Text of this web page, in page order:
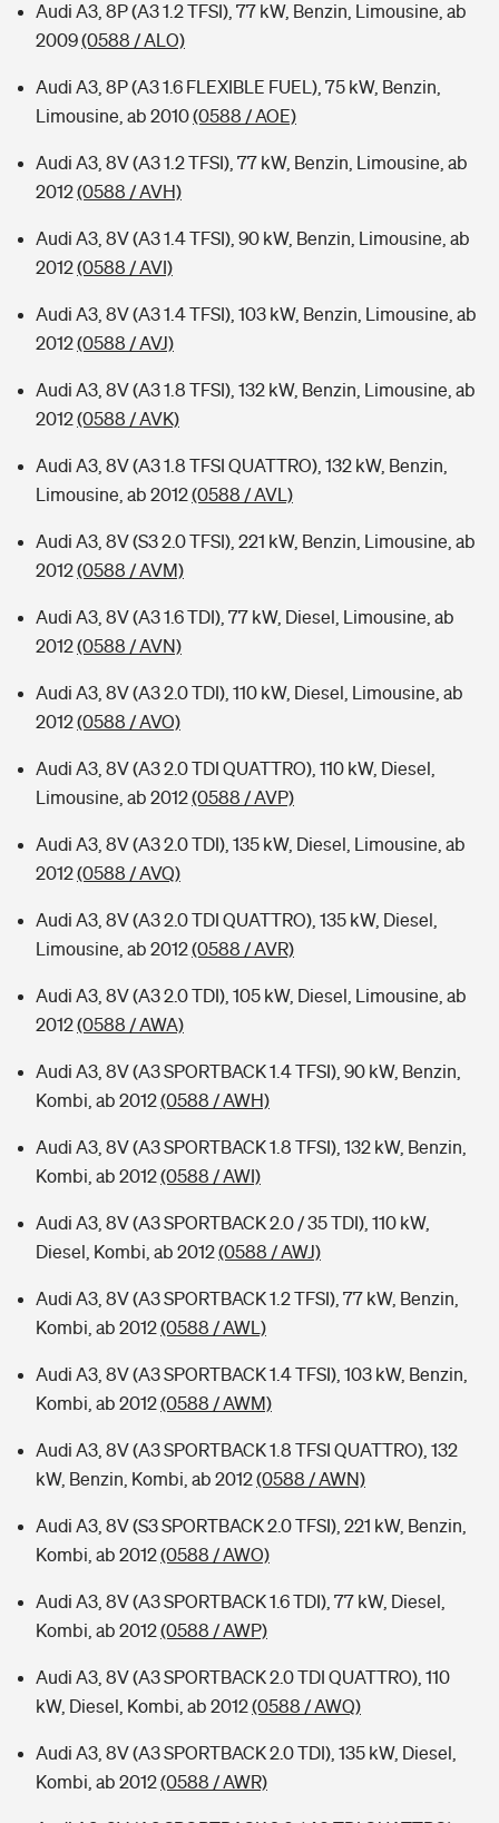
Audi A3, 8P (A3 1.2 TFSI), 77 kW, Benzin, Limousine, ab
2009(0588 / ALO)
Audi A3, 8P (A3 1.6 FLEXIBLE FUEL), 75 kW, Benzin,
Limousine, ab 2010(0588 / AOE)
Audi A3, 8V (A3 1.2 TFSI), 77 kW, Benzin, Limousine, ab
2012(0588 / AVH)
Audi A3, 8V (A3 1.4 TFSI), 90 kW, Benzin, Limousine, ab
2012(0588 / AVI)
Audi A3, 8V (A3 1.4 TFSI), 103 kW, Benzin, Limousine, ab
2012(0588 / AVJ)
Audi A3, 8V (A3 1.8 TFSI), 132 kW, Benzin, Limousine, ab
2012(0588 / AVK)
Audi A3, 8V (A3 1.8 TFSI QUATTRO), 132 kW, Benzin,
Limousine, ab 2012(0588 / AVL)
Audi A3, 8V (S3 2.0 TFSI), 221 kW, Benzin, Limousine, ab
2012(0588 / AVM)
Audi A3, 8V (A3 1.6 TDI), 77 kW, Diesel, Limousine, ab
2012(0588 / AVN)
Audi A3, 8V (A3 2.0 TDI), 110 kW, Diesel, Limousine, ab
2012(0588 / AVO)
Audi A3, 8V (A3 2.0 TDI QUATTRO), 110 kW, Diesel,
Limousine, ab 2012(0588 / AVP)
Audi A3, 8V (A3 2.0 TDI), 135 kW, Diesel, Limousine, ab
2012(0588 / AVQ)
Audi A3, 8V (A3 2.0 TDI QUATTRO), 135 kW, Diesel,
Limousine, ab 2012(0588 / AVR)
Audi A3, 8V (A3 2.0 TDI), 105 kW, Diesel, Limousine, ab
2012(0588 / AWA)
Audi A3, 8V (A3 SPORTBACK 1.4 TFSI), 90 kW, Benzin,
Kombi, ab 2012(0588 / AWH)
Audi A3, 8V (A3 SPORTBACK 1.8 TFSI), 132 kW, Benzin,
Kombi, ab 2012(0588 / AWI)
Audi A3, 8V (A3 SPORTBACK 2.0 / 35 TDI), 110 kW,
Diesel, Kombi, ab 2012(0588 / AWJ)
Audi A3, 8V (A3 SPORTBACK 1.2 TFSI), 77 kW, Benzin,
Kombi, ab 2012(0588 / AWL)
Audi A3, 8V (A3 SPORTBACK 1.4 TFSI), 103 kW, Benzin,
Kombi, ab 2012(0588 / AWM)
Audi A3, 8V (A3 SPORTBACK 1.8 TFSI QUATTRO), 132
kW, Benzin, Kombi, ab 2012(0588 / AWN)
Audi A3, 8V (S3 SPORTBACK 2.0 TFSI), 221 kW, Benzin,
Kombi, ab 2012(0588 / AWO)
Audi A3, 8V (A3 SPORTBACK 1.6 TDI), 77 kW, Diesel,
Kombi, ab 2012(0588 / AWP)
Audi A3, 8V (A3 SPORTBACK 2.0 TDI QUATTRO), 110
kW, Diesel, Kombi, ab 2012(0588 / AWQ)
Audi A3, 8V (A3 SPORTBACK 2.0 TDI), 135 kW, Diesel,
Kombi, ab 2012(0588 / AWR)